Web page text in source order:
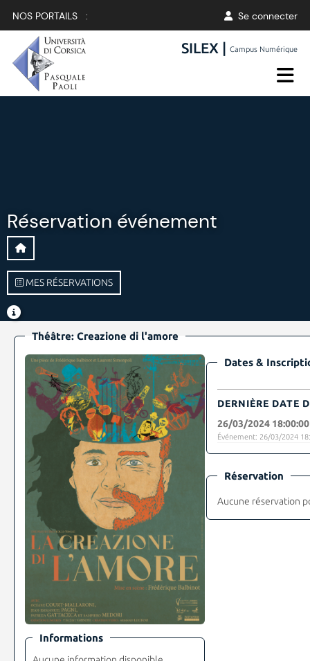
NOS PORTAILS : Se connecter
SILEX |Campus Numérique
Réservation événement
MES RÉSERVATIONS
Théâtre: Creazione di l'amore
Informations
Dates &
DERNIÈRE DATE
26/03/2024 18:00:00
Événement: 26/03/2024
Réservation
Aucune réservation